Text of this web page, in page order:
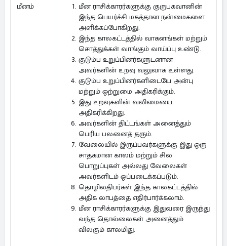
மீனம்
மீன ராசிக்காரர்களுக்கு குருபகவானின்
இந்த பெயர்ச்சி மகத்தான நன்மைகளை
அளிக்கப்போகிறது.
இந்த காலகட்டத்தில் வாகனங்கள் மற்றும்
சொத்துக்கள் வாங்கும் வாய்ப்பு உண்டு.
குடும்ப உறுப்பினர்களுடனான
அவர்களின் உறவு வலுவாக உள்ளது.
குடும்ப உறுப்பினர்களிடையே அன்பு
மற்றும் ஒற்றுமை அதிகரிக்கும்.
இது உறவுகளின் வலிமையை
அதிகரிக்கிறது.
அவர்களின் திட்டங்கள் அனைத்தும்
பெரிய பலனைத் தரும்.
வேலையில் இருப்பவர்களுக்கு இது ஒரு
சாதகமான காலம் மற்றும் சில
பொறுப்புகள் அல்லது வேலைகள்
அவர்களிடம் ஒப்படைக்கப்படும்.
தொழிலதிபர்கள் இந்த காலகட்டத்தில்
அதிக லாபத்தை எதிர்பார்க்கலாம்.
மீன ராசிக்காரர்களுக்கு இதுவரை இருந்து
வந்த தொல்லைகள் அனைத்தும்
விலகும் காலமிது.